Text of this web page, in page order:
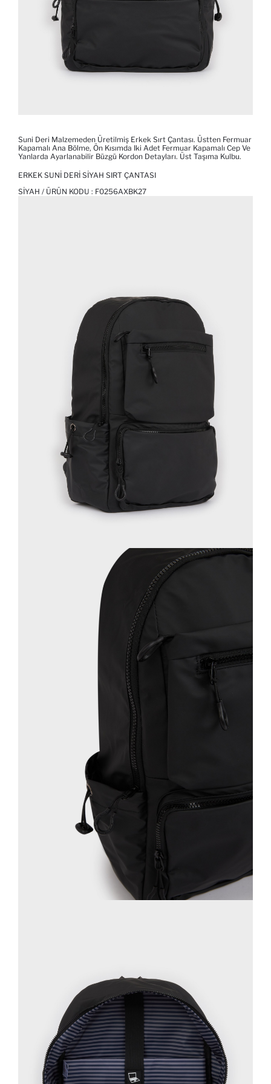
Suni Deri Malzemeden Üretilmiş Erkek Sırt Çantası. Üstten Fermuar
Kapamalı Ana Bölme, Ön Kısımda Iki Adet Fermuar Kapamalı Cep Ve
Yanlarda Ayarlanabilir Büzgü Kordon Detayları. Üst Taşıma Kulbu.
ERKEK SUNI DERI SIYAH SIRT ÇANTASI
SIYAH / ÜRÜN KODU : F0256AXBK27